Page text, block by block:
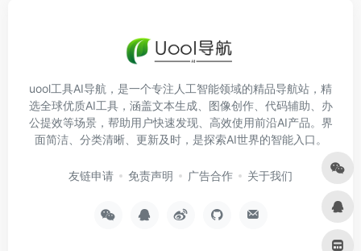
uool工具AI导航，是一个专注人工智能领域的精品导航站，精
选全球优质AI工具，涵盖文本生成、图像创作、代码辅助、办
公提效等场景，帮助用户快速发现、高效使用前沿AI产品。界
面简洁、分类清晰、更新及时，是探索AI世界的智能入口。
友链申请 免责声明 广告合作 关于我们